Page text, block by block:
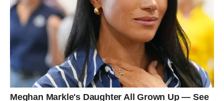
Pred vama su dani puni nade, topline i razloga za
osmijeh.
A ono što sada izgleda kao obična poruka moglo bi se
pokazati kao početak jednog veoma sretnog i
nezaboravnog životnog razdoblja.